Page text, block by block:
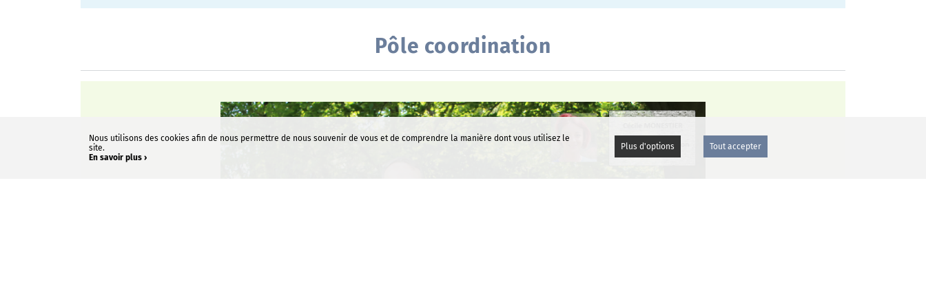
Nous utilisons des cookies afin de nous permettre de nous souvenir de vous et de comprendre la manière dont vous utilisez le
site.
En savoir plus ›
Plus d'options Tout accepter
Pôle coordination